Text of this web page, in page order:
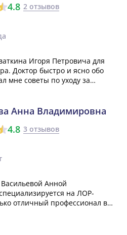
4.8 2 отзывов
Игоря Петровича для
Доктор быстро и ясно обо
мне советы по уходу за
Анна Владимировна
4.8 3 отзывов
Анной
на ЛОР-
отличный профессионал в